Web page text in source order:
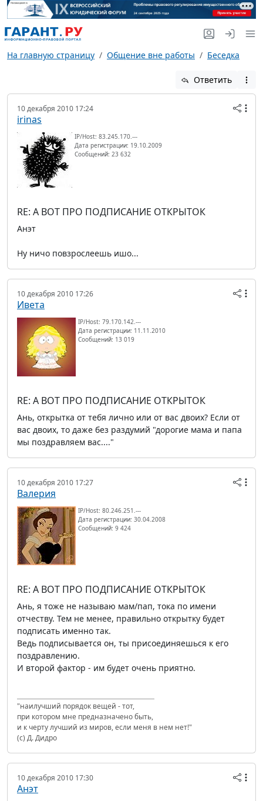
На главную страницу Общение вне работы Беседка
Ответить
10 декабря 2010 17:24
irinas
IP/Host: 83.245.170.---
Дата регистрации: 19.10.2009
Сообщений: 23 632
RE: А ВОТ ПРО ПОДПИСАНИЕ ОТКРЫТОК
Анэт
Ну ничо повзрослеешь ишо...
10 декабря 2010 17:26
Ивета
IP/Host: 79.170.142.---
Дата регистрации: 11.11.2010
Сообщений: 13 019
RE: А ВОТ ПРО ПОДПИСАНИЕ ОТКРЫТОК
Ань, открытка от тебя лично или от вас двоих? Если от
вас двоих, то даже без раздумий "дорогие мама и папа
мы поздравляем вас...."
10 декабря 2010 17:27
Валерия
IP/Host: 80.246.251.---
Дата регистрации: 30.04.2008
Сообщений: 9 424
RE: А ВОТ ПРО ПОДПИСАНИЕ ОТКРЫТОК
Ань, я тоже не называю мам/пап, тока по имени
отчеству. Тем не менее, правильно открытку будет
подписать именно так.
Ведь подписывается он, ты присоединяешься к его
поздравлению.
И второй фактор - им будет очень приятно.
"наилучший порядок вещей - тот,
при котором мне предназначено быть,
и к черту лучший из миров, если меня в нем нет!"
(с) Д. Дидро
10 декабря 2010 17:30
Анэт